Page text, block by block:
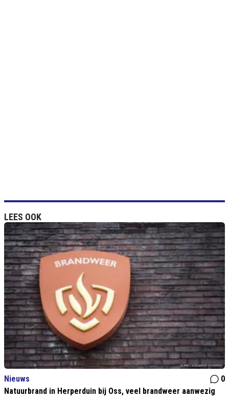
LEES OOK
Nieuws
0
Natuurbrand in Herperduin bij Oss, veel brandweer aanwezig